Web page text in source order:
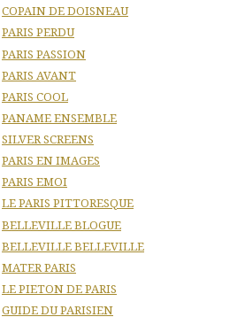
COPAIN DE DOISNEAU
PARIS PERDU
PARIS PASSION
PARIS AVANT
PARIS COOL
PANAME ENSEMBLE
SILVER SCREENS
PARIS EN IMAGES
PARIS EMOI
LE PARIS PITTORESQUE
BELLEVILLE BLOGUE
BELLEVILLE BELLEVILLE
MATER PARIS
LE PIETON DE PARIS
GUIDE DU PARISIEN